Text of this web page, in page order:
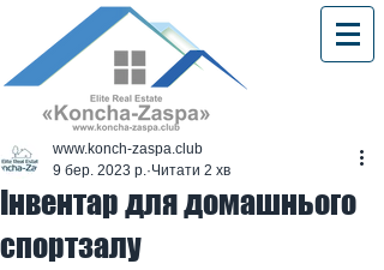
Інвентар для домашнього
спортзалу
www.konch-zaspa.club
9 бер. 2023 р. Читати 2 хв